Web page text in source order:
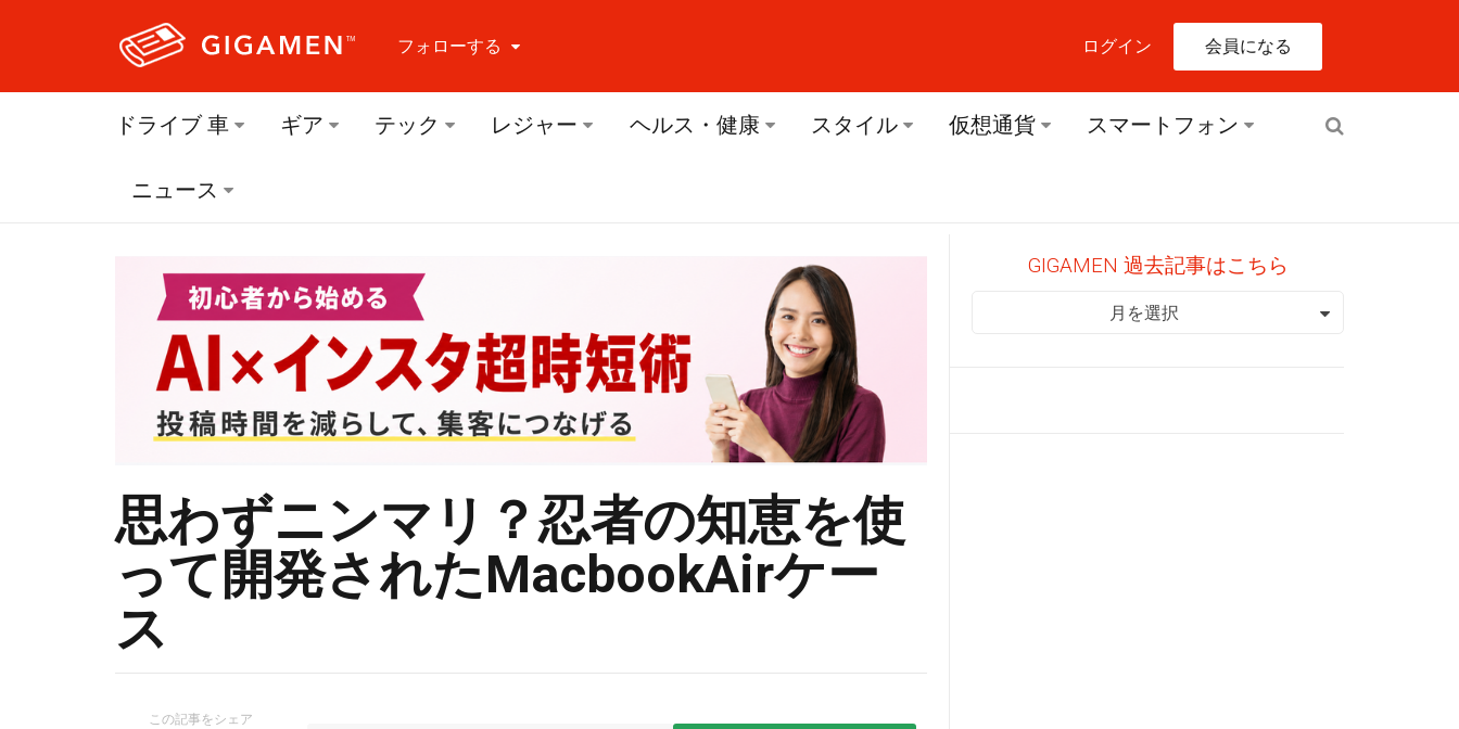
フォローする
フォローする Facebook
ログイン 会員になる
ドライブ 車 ギア テック レジャー ヘルス・健康 スタイル 仮想通貨 スマートフォン
ニュース
思わずニンマリ？忍者の知恵を使
って開発されたMacbookAirケー
ス
この記事をシェア
GIGAMEN 過去記事はこちら
GIGAMEN 過去記事はこちら
月を選択